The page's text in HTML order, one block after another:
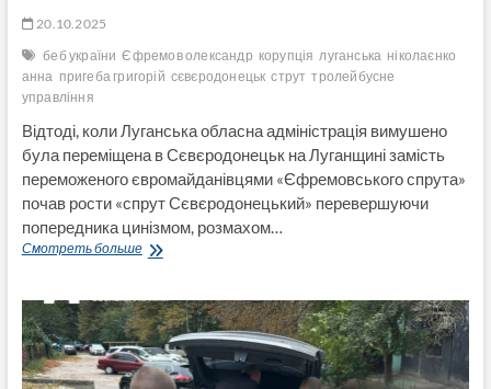
20.10.2025
беб україни Єфремов олександр корупція луганська ніколаєнко
анна пригеба григорій сєвєродонецьк струт тролейбусне
управління
Відтоді, коли Луганська обласна адміністрація вимушено
була переміщена в Сєвєродонецьк на Луганщині замість
переможеного євромайданівцями «Єфремовського спрута»
почав рости «спрут Сєвєродонецький» перевершуючи
попередника цинізмом, розмахом…
Смотреть больше«Сєвєродонецький
—
першим
зажатим
правоохоронцями
«щупальцем»